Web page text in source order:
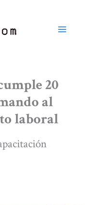
20
al
laboral